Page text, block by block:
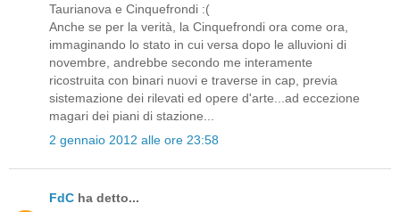
Taurianova e Cinquefrondi :(
Anche se per la verità, la Cinquefrondi ora come ora,
immaginando lo stato in cui versa dopo le alluvioni di
novembre, andrebbe secondo me interamente
ricostruita con binari nuovi e traverse in cap, previa
sistemazione dei rilevati ed opere d'arte...ad eccezione
magari dei piani di stazione...
2 gennaio 2012 alle ore 23:58
FdC ha detto...